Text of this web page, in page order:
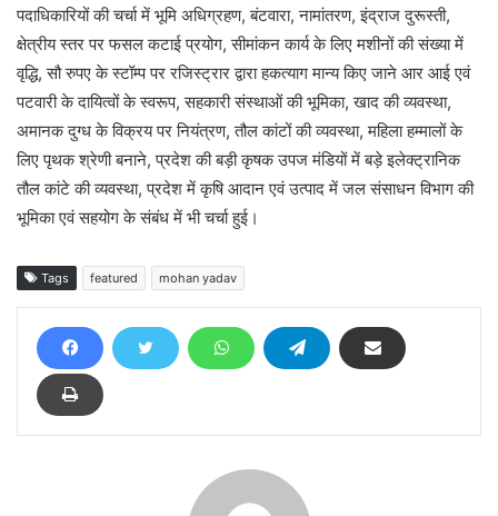
पदाधिकारियों की चर्चा में भूमि अधिग्रहण, बंटवारा, नामांतरण, इंद्राज दुरूस्ती,
क्षेत्रीय स्तर पर फसल कटाई प्रयोग, सीमांकन कार्य के लिए मशीनों की संख्या में
वृद्धि, सौ रुपए के स्टॉम्प पर रजिस्ट्रार द्वारा हकत्याग मान्य किए जाने आर आई एवं
पटवारी के दायित्वों के स्वरूप, सहकारी संस्थाओं की भूमिका, खाद की व्यवस्था,
अमानक दुग्ध के विक्रय पर नियंत्रण, तौल कांटों की व्यवस्था, महिला हम्मालों के
लिए पृथक श्रेणी बनाने, प्रदेश की बड़ी कृषक उपज मंडियों में बड़े इलेक्ट्रानिक
तौल कांटे की व्यवस्था, प्रदेश में कृषि आदान एवं उत्पाद में जल संसाधन विभाग की
भूमिका एवं सहयोग के संबंध में भी चर्चा हुई।
Tags featured mohan yadav